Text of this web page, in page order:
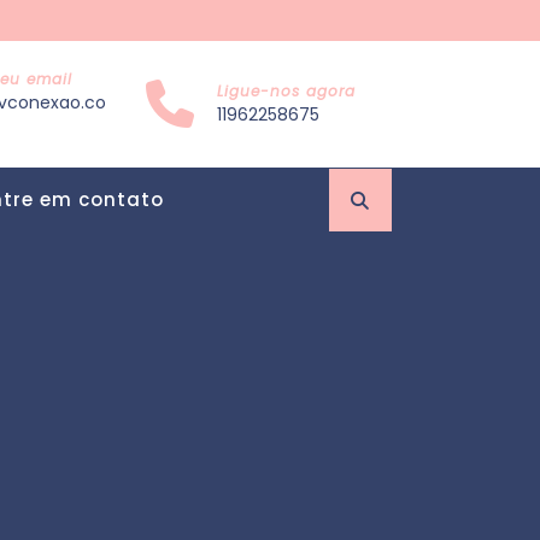
email
Ligue-nos agora
11962258675
em contato